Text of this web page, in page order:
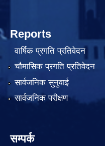
Reports
वार्षिक प्रगति प्रतिवेदन
चौमासिक प्रगति प्रतिवेदन
सार्वजनिक सुनुवाई
सार्वजनिक परीक्षण
सम्पर्क